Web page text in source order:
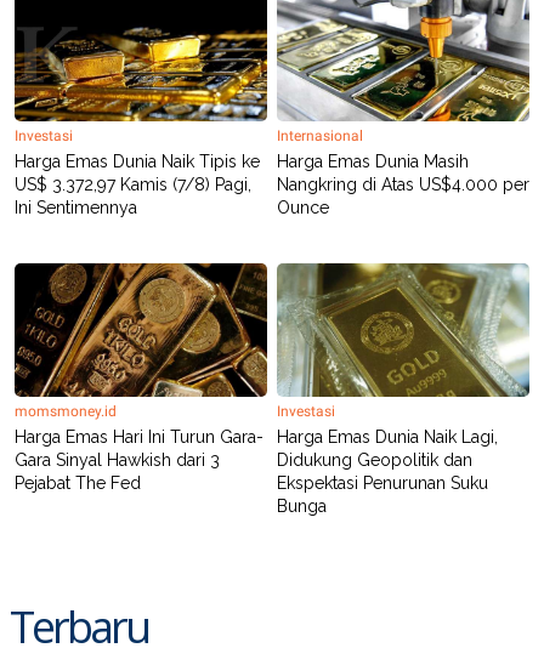
Investasi
Harga Emas Dunia Naik Tipis ke
US$ 3.372,97 Kamis (7/8) Pagi,
Ini Sentimennya
Internasional
Harga Emas Dunia Masih
Nangkring di Atas US$4.000 per
Ounce
momsmoney.id
Harga Emas Hari Ini Turun Gara-
Gara Sinyal Hawkish dari 3
Pejabat The Fed
Investasi
Harga Emas Dunia Naik Lagi,
Didukung Geopolitik dan
Ekspektasi Penurunan Suku
Bunga
Terbaru